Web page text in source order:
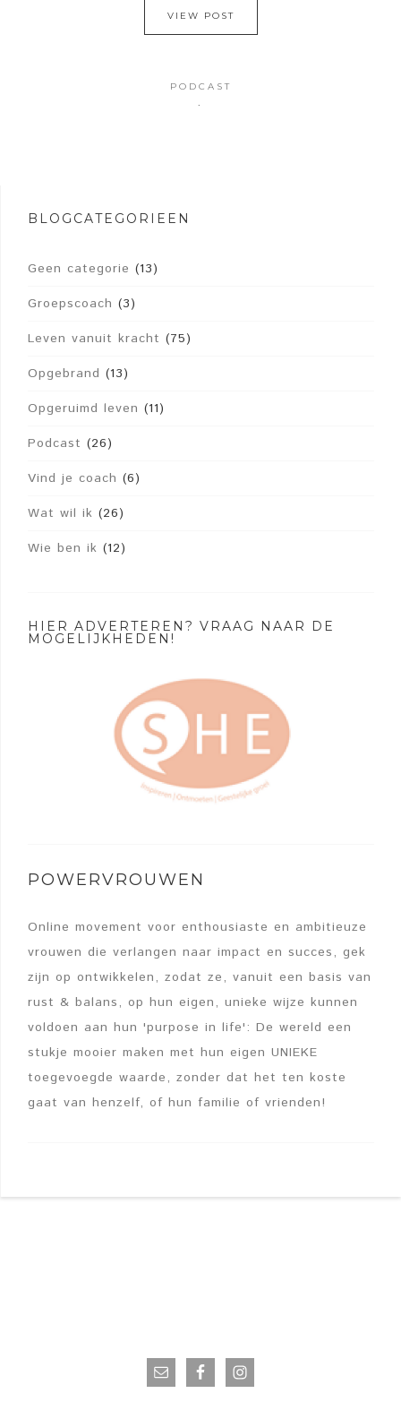
VIEW POST
PODCAST
·
BLOGCATEGORIEËN
Geen categorie (13)
Groepscoach (3)
Leven vanuit kracht (75)
Opgebrand (13)
Opgeruimd leven (11)
Podcast (26)
Vind je coach (6)
Wat wil ik (26)
Wie ben ik (12)
HIER ADVERTEREN? VRAAG NAAR DE
MOGELIJKHEDEN!
POWERVROUWEN
Online movement voor enthousiaste en ambitieuze
vrouwen die verlangen naar impact en succes, gek
zijn op ontwikkelen, zodat ze, vanuit een basis van
rust & balans, op hun eigen, unieke wijze kunnen
voldoen aan hun 'purpose in life': De wereld een
stukje mooier maken met hun eigen UNIEKE
toegevoegde waarde, zonder dat het ten koste
gaat van henzelf, of hun familie of vrienden!